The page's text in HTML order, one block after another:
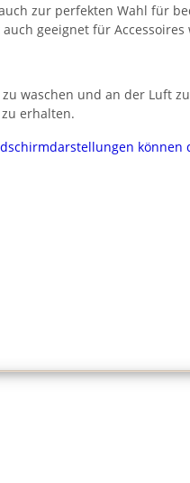
zur perfekten Wahl für
geeignet für
waschen und an der Luft
erhalten.